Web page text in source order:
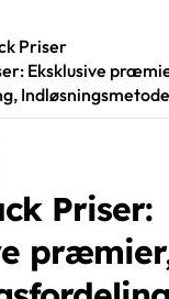
Priser
Eksklusive
Priser: